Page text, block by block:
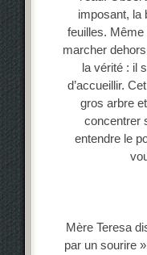
imposant, la
feuilles. Même
marcher
la vérité : il
d’accueillir.
gros arbre
concentrer
entendre le
Mère Teresa
par un sourire